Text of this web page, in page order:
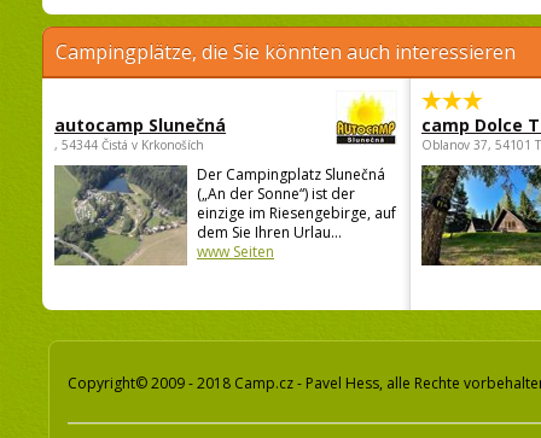
Campingplätze, die Sie könnten auch interessieren
autocamp Slunečná
, 54344 Čistá v Krkonoších
Der Campingplatz Slunečná
(„An der Sonne“) ist der
einzige im Riesengebirge, auf
dem Sie Ihren Urlau...
www Seiten
camp Dolce
Oblanov 37, 54101
Copyright© 2009 - 2018 Camp.cz - Pavel Hess, alle Rechte